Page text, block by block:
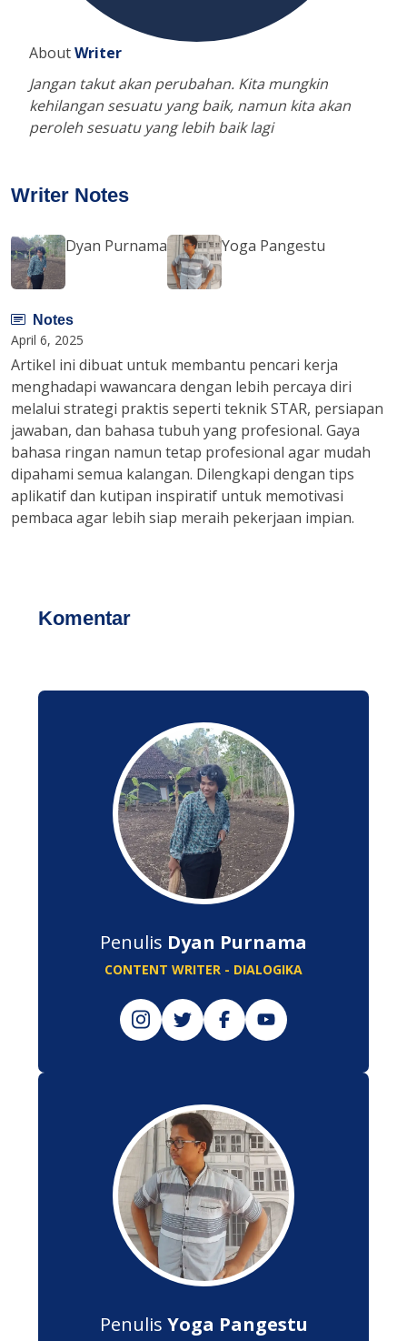
AboutWriter
Jangan takut akan perubahan. Kita mungkin
kehilangan sesuatu yang baik, namun kita akan
peroleh sesuatu yang lebih baik lagi
Writer Notes
Dyan Purnama Yoga Pangestu
Notes
April 6, 2025
Artikel ini dibuat untuk membantu pencari kerja
menghadapi wawancara dengan lebih percaya diri
melalui strategi praktis seperti teknik STAR, persiapan
jawaban, dan bahasa tubuh yang profesional. Gaya
bahasa ringan namun tetap profesional agar mudah
dipahami semua kalangan. Dilengkapi dengan tips
aplikatif dan kutipan inspiratif untuk memotivasi
pembaca agar lebih siap meraih pekerjaan impian.
Komentar
Penulis Dyan Purnama
CONTENT WRITER - DIALOGIKA
Penulis Yoga Pangestu